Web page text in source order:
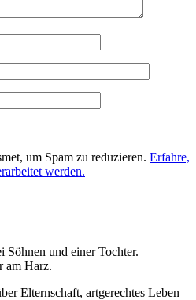
um Spam zu reduzieren. Erfahre,
werden.
|
und einer Tochter.
am Harz.
Elternschaft, artgerechtes Leben